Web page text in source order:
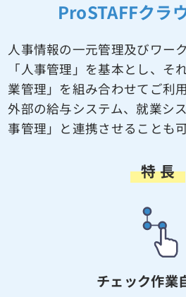
ProSTAFFクラ
人事情報の一元管理及びワー
「人事管理」を基本とし、 そ
業管理」を組み合わせてご利
外部の給与システム、就業シ
事管理」と連携させることも可
特 長
チェック作業